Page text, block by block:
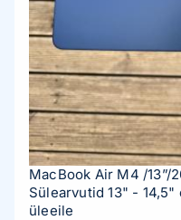
MacBook Air M4 /13”/
Sülearvutid 13" - 14,5"
üleeile